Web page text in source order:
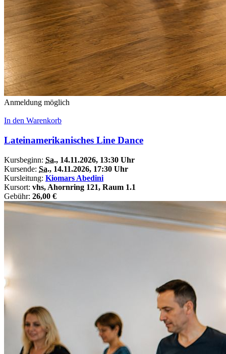
Anmeldung möglich
In den Warenkorb
Lateinamerikanisches Line Dance
Kursbeginn: Sa., 14.11.2026, 13:30 Uhr
Kursende: Sa., 14.11.2026, 17:30 Uhr
Kursleitung: Kiomars Abedini
Kursort: vhs, Ahornring 121, Raum 1.1
Gebühr: 26,00 €